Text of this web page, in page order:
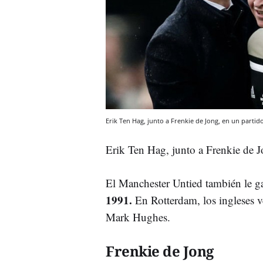
Erik Ten Hag, junto a Frenkie de Jong, en un
Erik Ten Hag, junto a Frenkie de
El Manchester Untied también le
1991. En Rotterdam, los ingleses
Mark Hughes.
Frenkie de Jong